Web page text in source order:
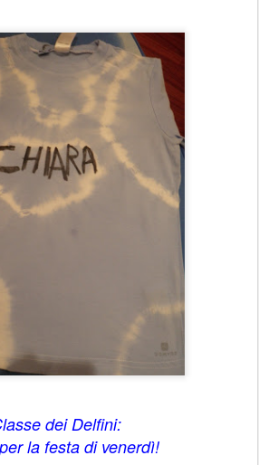
dei Delfini:
la festa di venerdì!